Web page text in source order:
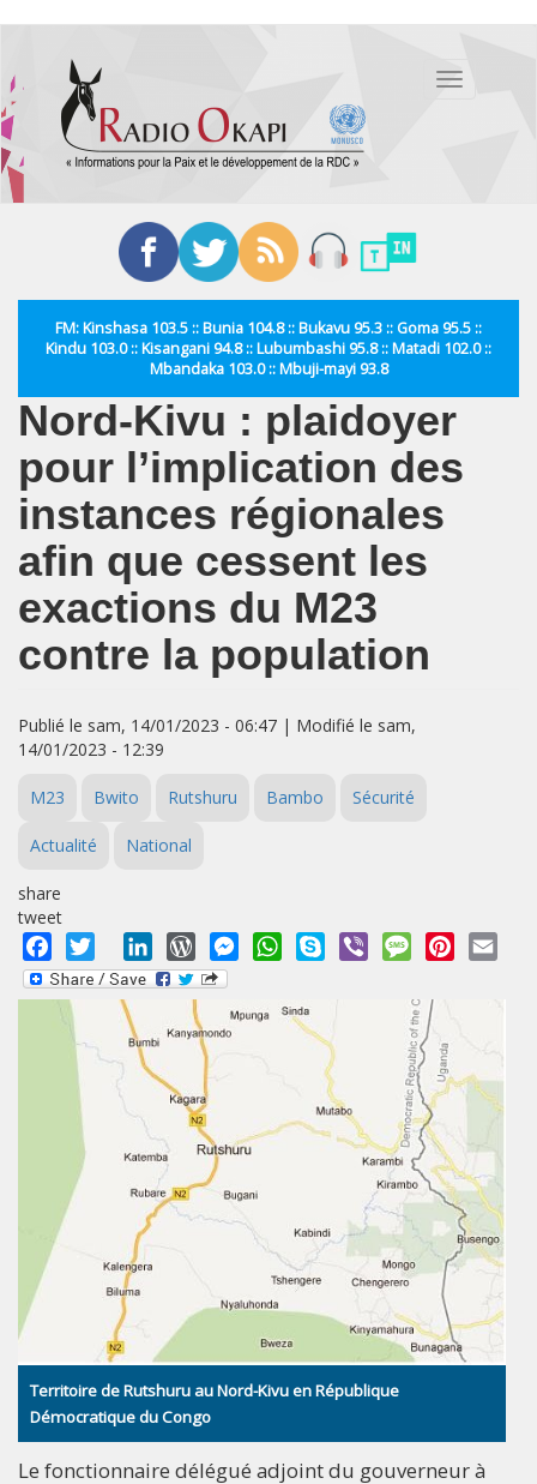
contenu
principal
Toggle
FM: Kinshasa 103.5 :: Bunia 104.8 :: Bukavu 95.3 :: Goma 95.5 ::
Kindu 103.0 :: Kisangani 94.8 :: Lubumbashi 95.8 :: Matadi 102.0 ::
Mbandaka 103.0 :: Mbuji-mayi 93.8
Nord-Kivu : plaidoyer
pour l’implication des
instances régionales
afin que cessent les
exactions du M23
contre la population
Publié le sam, 14/01/2023 - 06:47 | Modifié le sam,
14/01/2023 - 12:39
M23 Bwito Rutshuru Bambo Sécurité
Actualité National
share
tweet
Facebook
Twitter LinkedInWordPressMessengerWhatsApp
Skype Viber MessagePinterest
Territoire de Rutshuru au Nord-Kivu en République
Démocratique du Congo
Le fonctionnaire délégué adjoint du gouverneur à